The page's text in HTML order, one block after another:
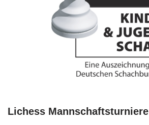
Lichess Mannschaftsturniere